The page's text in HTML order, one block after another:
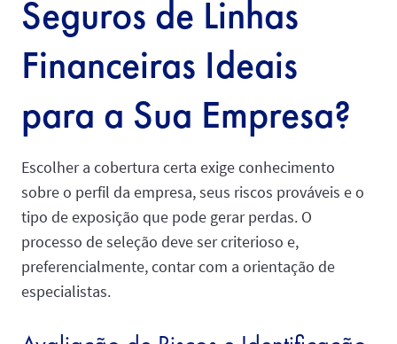
Seguros de Linhas
Financeiras Ideais
para a Sua Empresa?
Escolher a cobertura certa exige conhecimento
sobre o perfil da empresa, seus riscos prováveis e o
tipo de exposição que pode gerar perdas. O
processo de seleção deve ser criterioso e,
preferencialmente, contar com a orientação de
especialistas.